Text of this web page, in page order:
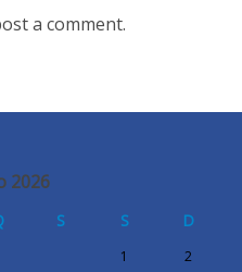
a comment.
2026
S S D
1
2